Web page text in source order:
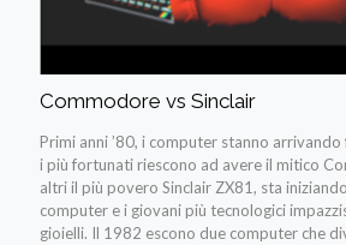
Commodore vs Sinclair
Primi anni ’80, i computer stanno arrivando
i più fortunati riescono ad avere il mitico
altri il più povero Sinclair ZX81, sta iniziando
computer e i giovani più tecnologici
gioielli. Il 1982 escono due computer che